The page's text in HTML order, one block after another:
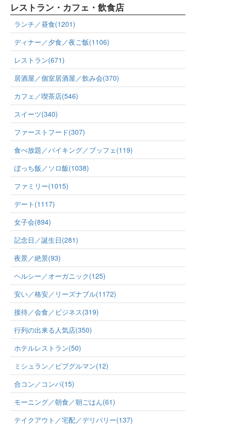
レストラン・カフェ・飲食店
ランチ／昼食(1201)
ディナー／夕食／夜ご飯(1106)
レストラン(671)
居酒屋／個室居酒屋／飲み会(370)
カフェ／喫茶店(546)
スイーツ(340)
ファーストフード(307)
食べ放題／バイキング／ブッフェ(119)
ぼっち飯／ソロ飯(1038)
ファミリー(1015)
デート(1117)
女子会(894)
記念日／誕生日(281)
夜景／絶景(93)
ヘルシー／オーガニック(125)
安い／格安／リーズナブル(1172)
接待／会食／ビジネス(319)
行列の出来る人気店(350)
ホテルレストラン(50)
ミシュラン／ビブグルマン(12)
合コン／コンパ(15)
モーニング／朝食／朝ごはん(61)
テイクアウト／宅配／デリバリー(137)